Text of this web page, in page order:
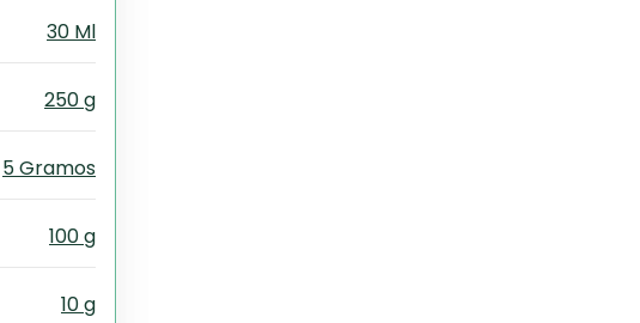
30 Ml
250 g
5 Gramos
100 g
10 g